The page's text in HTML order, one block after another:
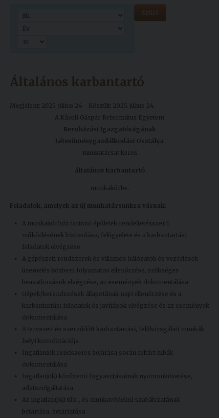
Lelkészség
Események
Junior
Szűrő
Általános karbantartó
Megjelent: 2025. július 24.
Készült: 2025. július 24.
A Károli Gáspár Református Egyetem
Beruházási Igazgatóságának
Létesítménygazdálkodási Osztálya
munkatársat keres
általános karbantartó
munkakörbe.
Feladatok, amelyek az új munkatársunkra várnak:
A munkakörhöz tartozó épületek rendeltetésszerű
működésének biztosítása, felügyelete és a karbantartási
feladatok elvégzése
A gépészeti rendszerek és villamos hálózatok és vezérlések
üzemelés közbeni folyamatos ellenőrzése, szükséges
beavatkozások elvégzése, az események dokumentálása
Gépek/berendezések állapotának napi ellenőrzése és a
karbantartási feladatok és javítások elvégzése és az események
dokumentálása
A tervezett és szerződött karbantartási, felülvizsgálati munkák
helyi koordinációja
Ingatlan(ok rendszeres bejárása során feltárt hibák
dokumentálása
Ingatlan(ok) közüzemi fogyasztásainak nyomonkövetése,
adatszolgáltatása
Az ingatlan(ok) tűz-, és munkavédelmi szabályzatának
betartása, betartatása